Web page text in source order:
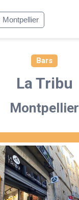
Montpellier
Bars
La Tribu
Montpellier